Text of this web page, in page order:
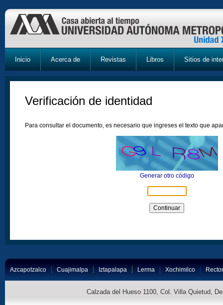
Inicio Acerca de Revistas Libros Sitios de
Verificación de identidad
Para consultar el documento, es necesario que ingreses el texto que
Generar otro código
Azcapotzalco Cuajimalpa Iztapalapa Lerma Xochimilco
Calzada del Hueso 1100, Col. Villa Quietud,